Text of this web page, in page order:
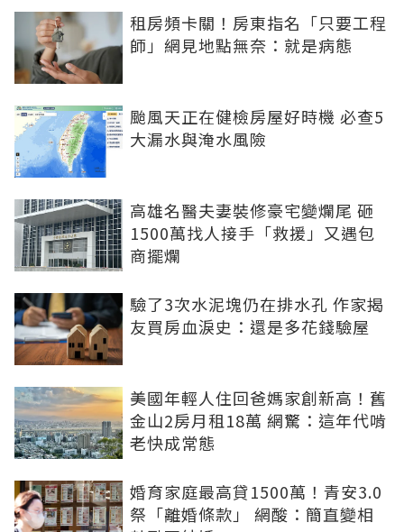
租房頻卡關！房東指名「只要工程
師」網見地點無奈：就是病態
颱風天正在健檢房屋好時機 必查5
大漏水與淹水風險
高雄名醫夫妻裝修豪宅變爛尾 砸
1500萬找人接手「救援」又遇包
商擺爛
驗了3次水泥塊仍在排水孔 作家揭
友買房血淚史：還是多花錢驗屋
美國年輕人住回爸媽家創新高！舊
金山2房月租18萬 網驚：這年代啃
老快成常態
婚育家庭最高貸1500萬！青安3.0
祭「離婚條款」 網酸：簡直變相